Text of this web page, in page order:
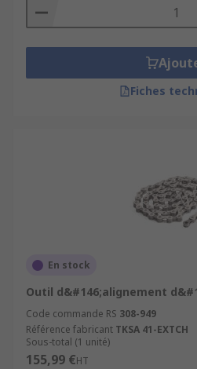
Fiches
En stock
Outil d&#146;alignement
Code commande RS 308-949
Référence fabricant TKSA 41-EXTCH
Sous-total (1 unité)
155,99 €HT